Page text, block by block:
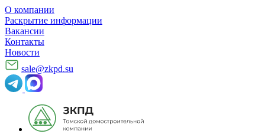
О компании
Раскрытие информации
Вакансии
Контакты
Новости
sale@zkpd.su